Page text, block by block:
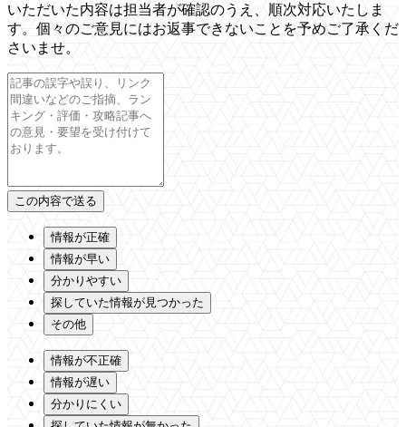
いただいた内容は担当者が確認のうえ、順次対応いたしま
す。個々のご意見にはお返事できないことを予めご了承くだ
さいませ。
情報が正確
情報が早い
分かりやすい
探していた情報が見つかった
その他
情報が不正確
情報が遅い
分かりにくい